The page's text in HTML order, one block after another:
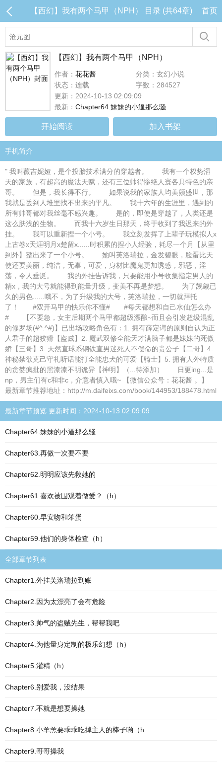
【西幻】我有两个马甲（NPH） 目录 (共64章) 首页
【西幻】我有两个马甲（NPH）
作者： 花花酱
分类：玄幻小说
状态：连载
字数：284527
更新：2024-10-13 02:09:09
最新： Chapter64.妹妹的小逼那么骚
开始阅读 加入书架
手机简介
" 我叫薇吉妮娅，是个投胎技术满分的穿越者。 我有一个权势滔
天的家族，有超高的魔法天赋，还有三位帅得惨绝人寰各具特色的亲
哥。 但是，我长得不行。 如果说我的家族人均美颜盛世，那
我就是丢到人堆里找不出来的平凡。 我十六年的生涯里，遇到的
所有帅哥都对我丝毫不感兴趣。 是的，即使是穿越了，人类还是
这么肤浅的生物。 而我十六岁生日那天，终于收到了我迟来的外
挂。 我可以重新捏一个小号。 我立刻发挥了上辈子玩模拟人x
上古卷x天涯明月x楚留x......时积累的捏小人经验，耗尽一个月【从里
到外】整出来了一个小号。 她叫芙洛瑞拉，金发碧眼，脸蛋比天
使还要美丽，纯洁，无辜，可爱，身材比魔鬼更加诱惑，邪恶，淫
荡，令人垂涎。 我的外挂告诉我，只要能用小号收集指定男人的
精x，我的大号就能得到能量升级，变美不再是梦想。 为了觊觎已
久的男色......哦不，为了升级我的大号，芙洛瑞拉，一切就拜托
了！ #双开马甲的快乐你不懂# #每天都想和自己水仙怎么办
# 【不要急，女主后期两个马甲都超级漂酿~而且会引发超级混乱
的修罗场(#^.^#)】已出场攻略角色有：1. 拥有薛定谔的原则自认为正
人君子的超狡猾【盗贼】2. 魔武双修全能天才满脑子都是妹妹的死傲
娇【三哥】3. 天然直球系钢铁直男迷死人不偿命的贵公子【二哥】4.
神秘禁欲克己守礼听话能打全能忠犬的可爱【骑士】5. 拥有人外特质
的贪婪疯批的黑漆漆不明诡异【神明】（...待添加） 日更ing...是
np，男主们有c和非c，介意者慎入哦~ 【微信公众号：花花酱 。】
最新章节推荐地址：http://m.daifeixs.com/book/144953/188478.html
最新章节预览 更新时间：2024-10-13 02:09:09
Chapter64.妹妹的小逼那么骚
Chapter63.再做一次要不要
Chapter62.明明应该先救她的
Chapter61.喜欢被围观着做爱？（h）
Chapter60.早安吻和笨蛋
Chapter59.他们的身体检查（h）
全部章节列表
Chapter1.外挂芙洛瑞拉到账
Chapter2.因为太漂亮了会有危险
Chapter3.帅气的盗贼先生，帮帮我吧
Chapter4.为他量身定制的极乐幻想（h）
Chapter5.灌精（h）
Chapter6.别爱我，没结果
Chapter7.不就是想要操她
Chapter8.小羊羔要乖乖吃掉主人的棒子哟（h
Chapter9.哥哥操我